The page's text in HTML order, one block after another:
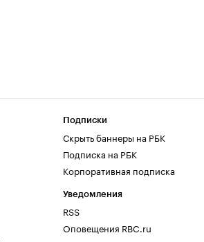
Подписки
Скрыть баннеры на РБК
Подписка на РБК
Корпоративная подписка
Уведомления
RSS
Оповещения RBC.ru